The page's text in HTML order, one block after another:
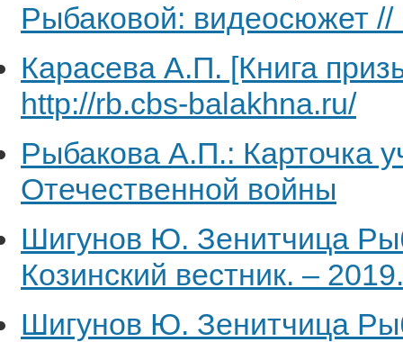
Рыбаковой: видеосюжет
Карасева А.П. [Книга
http://rb.cbs-balakhna.ru/
Рыбакова А.П.: Карточка
Отечественной войны
Шигунов Ю. Зенитчица
Козинский вестник. –
Шигунов Ю. Зенитчица